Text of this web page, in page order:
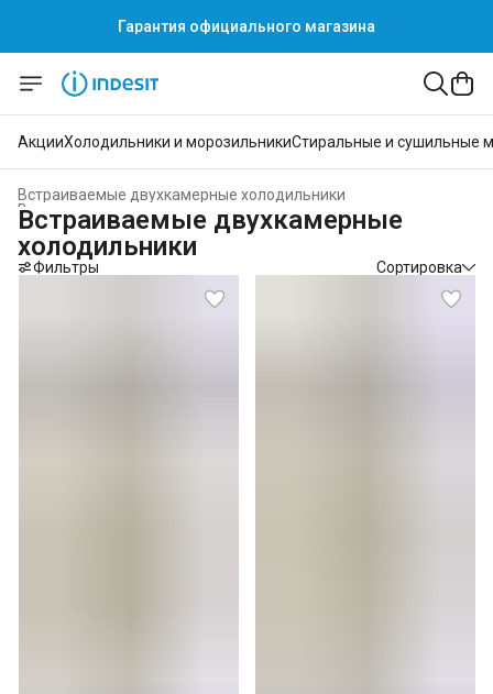
Гарантия официального магазина
АкцииХолодильники и морозильникиСтиральные и сушильные
Встраиваемые двухкамерные холодильники
Встраиваемые холодильники и морозильники
Встраиваемая техника ›
Главная ›
Встраиваемые двухкамерные
холодильники
Фильтры Сортировка